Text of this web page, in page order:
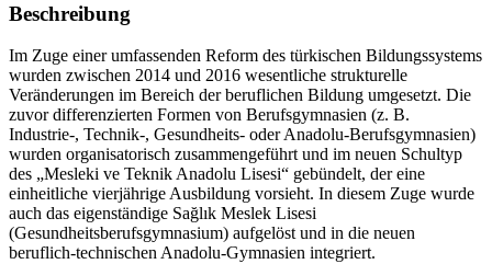
Beschreibung
Im Zuge einer umfassenden Reform des türkischen Bildungssystems
wurden zwischen 2014 und 2016 wesentliche strukturelle
Veränderungen im Bereich der beruflichen Bildung umgesetzt. Die
zuvor differenzierten Formen von Berufsgymnasien (z. B.
Industrie-, Technik-, Gesundheits- oder Anadolu-Berufsgymnasien)
wurden organisatorisch zusammengeführt und im neuen Schultyp
des „Mesleki ve Teknik Anadolu Lisesi“ gebündelt, der eine
einheitliche vierjährige Ausbildung vorsieht. In diesem Zuge wurde
auch das eigenständige Sağlık Meslek Lisesi
(Gesundheitsberufsgymnasium) aufgelöst und in die neuen
beruflich-technischen Anadolu-Gymnasien integriert.